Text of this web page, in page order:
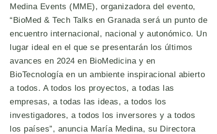
Medina Events (MME), organizadora del evento,
“BioMed & Tech Talks en Granada será un punto de
encuentro internacional, nacional y autonómico. Un
lugar ideal en el que se presentarán los últimos
avances en 2024 en BioMedicina y en
BioTecnología en un ambiente inspiracional abierto
a todos. A todos los proyectos, a todas las
empresas, a todas las ideas, a todos los
investigadores, a todos los inversores y a todos
los países”, anuncia María Medina, su Directora